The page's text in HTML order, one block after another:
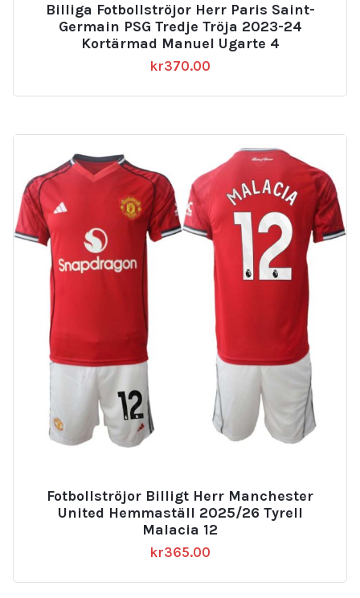
Billiga Fotbollströjor Herr Paris Saint-
Germain PSG Tredje Tröja 2023-24
Kortärmad Manuel Ugarte 4
kr370.00
Fotbollströjor Billigt Herr Manchester
United Hemmaställ 2025/26 Tyrell
Malacia 12
kr365.00